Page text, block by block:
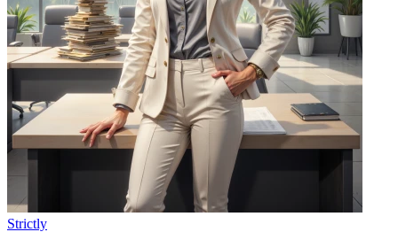
Strictly